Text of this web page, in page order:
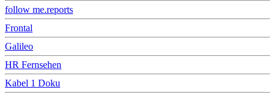
follow me.reports
Frontal
Galileo
HR Fernsehen
Kabel 1 Doku